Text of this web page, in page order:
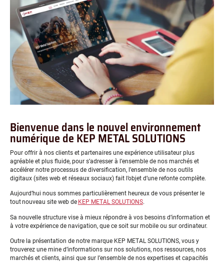
Bienvenue dans le nouvel environnement
numérique de KEP METAL SOLUTIONS
Pour offrir à nos clients et partenaires une expérience utilisateur plus
agréable et plus fluide, pour s’adresser à l’ensemble de nos marchés et
accélérer notre processus de diversification, l’ensemble de nos outils
digitaux (sites web et réseaux sociaux) fait l’objet d’une refonte complète.
Aujourd’hui nous sommes particulièrement heureux de vous présenter le
tout nouveau site web de KEP METAL SOLUTIONS.
Sa nouvelle structure vise à mieux répondre à vos besoins d’information et
à votre expérience de navigation, que ce soit sur mobile ou sur ordinateur.
Outre la présentation de notre marque KEP METAL SOLUTIONS, vous y
trouverez une mine d’informations sur nos solutions, nos ressources, nos
marchés et clients, ainsi que sur l’ensemble de nos expertises et capacités